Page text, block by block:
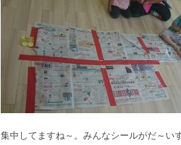
集中してますね～。みんなシールがだ～い